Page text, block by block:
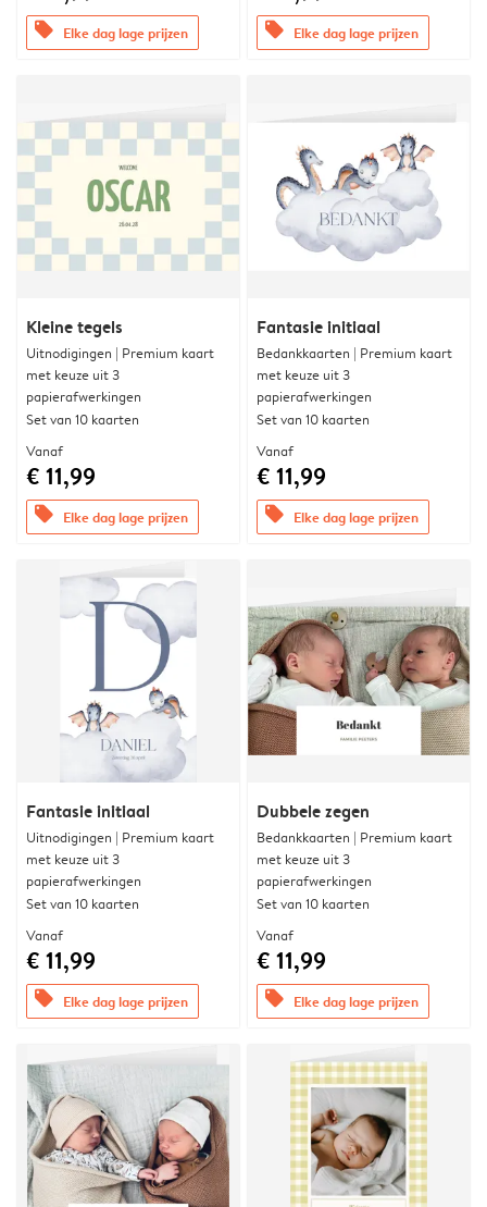
offers Elke dag lage prijzen offers Elke dag lage prijzen
Kleine tegels
Uitnodigingen | Premium kaart
met keuze uit 3
papierafwerkingen
Set van 10 kaarten
Vanaf
€ 11,99
offers Elke dag lage prijzen
Fantasie initiaal
Bedankkaarten | Premium kaart
met keuze uit 3
papierafwerkingen
Set van 10 kaarten
Vanaf
€ 11,99
offers Elke dag lage prijzen
Fantasie initiaal
Uitnodigingen | Premium kaart
met keuze uit 3
papierafwerkingen
Set van 10 kaarten
Vanaf
€ 11,99
offers Elke dag lage prijzen
Dubbele zegen
Bedankkaarten | Premium kaart
met keuze uit 3
papierafwerkingen
Set van 10 kaarten
Vanaf
€ 11,99
offers Elke dag lage prijzen